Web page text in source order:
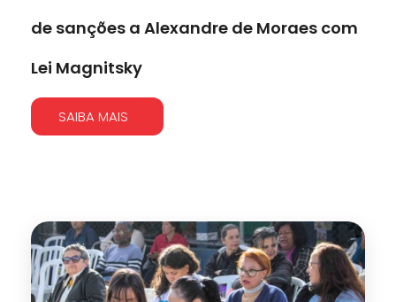
de sanções a Alexandre de Moraes com
Lei Magnitsky
SAIBA MAIS